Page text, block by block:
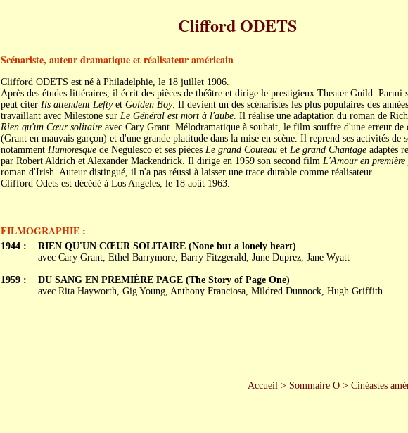
Clifford ODETS
Scénariste, auteur dramatique et réalisateur américain
Clifford ODETS est né à Philadelphie, le 18 juillet 1906.
Après des études littéraires, il écrit des pièces de théâtre et dirige le prestigieux Theater Guild. Parmi
peut citer Ils attendent Leftyet Golden Boy. Il devient un des scénaristes les plus populaires des
travaillant avec Milestone sur Le Général est mort à l'aube. Il réalise une adaptation du roman de
Rien qu'un Cœur solitaireavec Cary Grant. Mélodramatique à souhait, le film souffre d'une erreur de
(Grant en mauvais garçon) et d'une grande platitude dans la mise en scène. Il reprend ses activités de
notamment Humoresquede Negulesco et ses pièces Le grand Couteauet Le grand Chantageadaptés
par Robert Aldrich et Alexander Mackendrick. Il dirige en 1959 son second film L'Amour en première
roman d'Irish. Auteur distingué, il n'a pas réussi à laisser une trace durable comme réalisateur.
Clifford Odets est décédé à Los Angeles, le 18 août 1963.
FILMOGRAPHIE :
1944 :
1959 :
RIEN QU'UN CŒUR SOLITAIRE (None but a lonely heart)
avec Cary Grant, Ethel Barrymore, Barry Fitzgerald, June Duprez, Jane Wyatt
DU SANG EN PREMIÈRE PAGE (The Story of Page One)
avec Rita Hayworth, Gig Young, Anthony Franciosa, Mildred Dunnock, Hugh Griffith
Accueil> Sommaire O> Cinéastes